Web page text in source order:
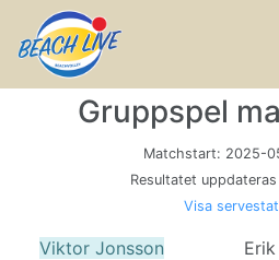
Gruppspel
Matchstart: 2025-
Resultatet
Visa
Viktor Jonsson